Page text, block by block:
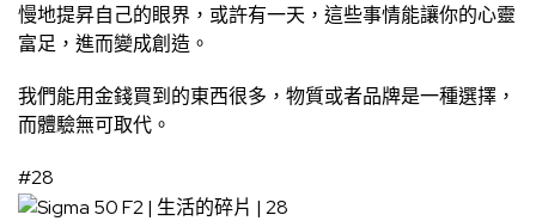
慢地提昇自己的眼界，或許有一天，這些事情能讓你的心靈
富足，進而變成創造。
我們能用金錢買到的東西很多，物質或者品牌是一種選擇，
而體驗無可取代。
#28